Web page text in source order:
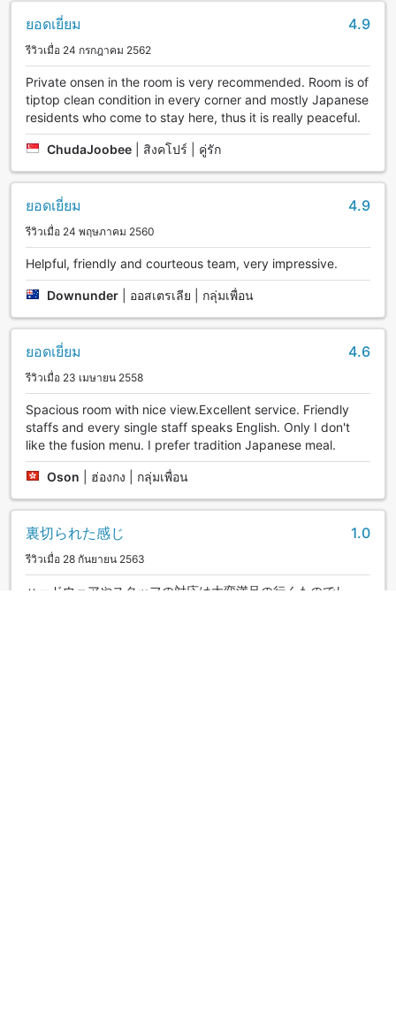
ยอดเยี่ยม 4.9
รีวิวเมื่อ 24 กรกฎาคม 2562
Private onsen in the room is very recommended. Room is of
tiptop clean condition in every corner and mostly Japanese
residents who come to stay here, thus it is really peaceful.
ChudaJoobee สิงคโปร์ | คู่รัก
ยอดเยี่ยม 4.9
รีวิวเมื่อ 24 พฤษภาคม 2560
Helpful, friendly and courteous team, very impressive.
Downunder ออสเตรเลีย | กลุ่มเพื่อน
ยอดเยี่ยม 4.6
รีวิวเมื่อ 23 เมษายน 2558
Spacious room with nice view.Excellent service. Friendly
staffs and every single staff speaks English. Only I don't
like the fusion menu. I prefer tradition Japanese meal.
Oson ฮ่องกง | กลุ่มเพื่อน
裏切られた感じ 1.0
รีวิวเมื่อ 28 กันยายน 2563
ハードウェアやスタッフの対応は大変満足の行くものでし